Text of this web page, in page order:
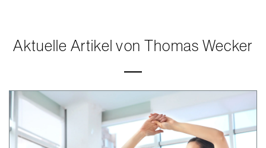
Aktuelle Artikel von Thomas Wecker